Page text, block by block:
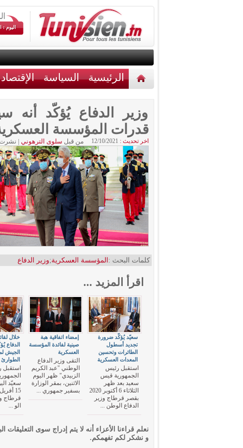
اليوم :
الرئيسية السياسة الإقتصاد
اتصل بنا
وزير الدفاع يُؤكّد
قدرات المؤسسة
اخر تحديث : من قبل سلوى الترهوني |
كلمات البحث : المؤسسة العسكرية;وزير الدفاع
اقرأ المزيد ...
خلال
الدفاع
الجيش
الطوارئ
استقبل
سعيّد
قرطاج
الو ...
إمضاء اتفاقية هبة
صينية لفائدة المؤسسة
العسكرية
التقى وزير الدفاع
الوطني "عبد الكريم
الزبيدي" ظهر اليوم
الاثنين، بمقر الوزارة
بسفير جمهوري ...
سعيّد يُؤكّد ضرورة
تجديد أسطول
الطائرات وتحسين
المعدات العسكرية
استقبل رئيس
الجمهورية قيس
سعيد بعد ظهر
الثلاثاء 6 أكتوبر 2020
بقصر قرطاج وزير
الدفاع الوطن ...
نعلم قراءنا الأعزاء أنه لا يتم إدراج سوى التعليقات
و نشكر لكم تفهمكم.